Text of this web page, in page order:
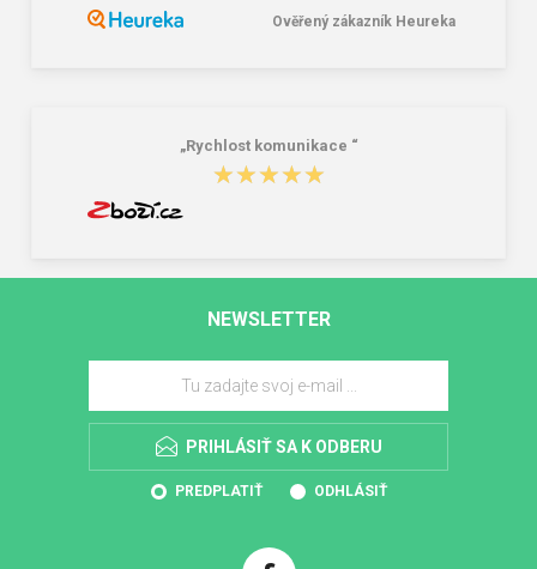
Ověřený zákazník Heureka
„Rychlost komunikace “
★★★★★
★★★★★
NEWSLETTER
PRIHLÁSIŤ SA K ODBERU
PREDPLATIŤ ODHLÁSIŤ